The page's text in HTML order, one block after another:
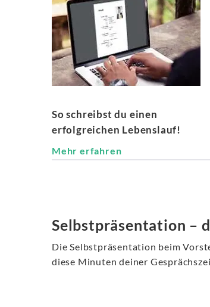
So schreibst du einen
erfolgreichen Lebenslauf!
Mehr erfahren
Selbstpräsentation –
Die Selbstpräsentation beim
diese Minuten deiner